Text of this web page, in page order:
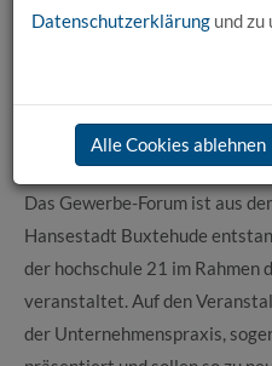
Gewerbe-Forum
Das Gewerbe-Forum ist aus
Hansestadt Buxtehude
der hochschule 21 im Rahmen
veranstaltet. Auf den
der Unternehmenspraxis,
Datenschutzerklärung und zu
Alle Cookies ablehnen